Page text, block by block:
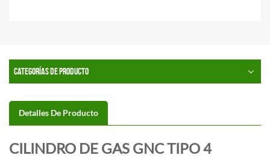
CATEGORÍAS DE PRODUCTO
Detalles De Producto
CILINDRO DE GAS GNC TIPO 4